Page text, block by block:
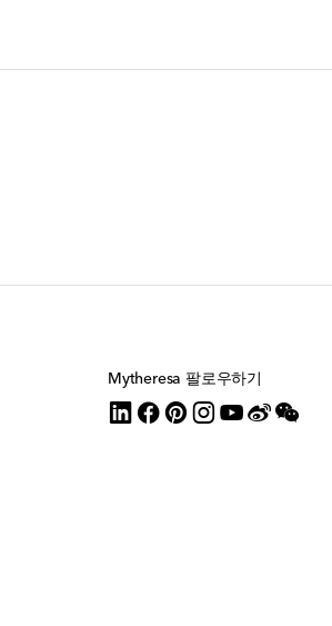
Mytheresa 팔로우하기